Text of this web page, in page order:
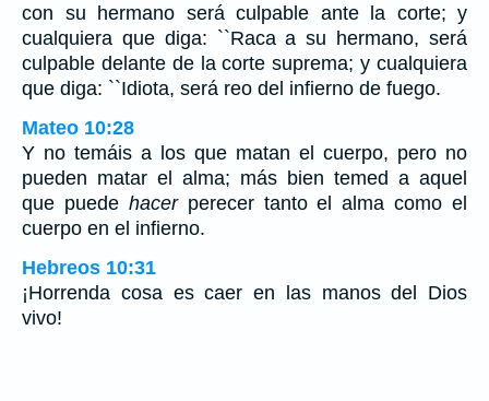
con su hermano será culpable ante la corte; y
cualquiera que diga: ``Raca a su hermano, será
culpable delante de la corte suprema; y cualquiera
que diga: ``Idiota, será reo del infierno de fuego.
Mateo 10:28
Y no temáis a los que matan el cuerpo, pero no
pueden matar el alma; más bien temed a aquel
que puede hacerperecer tanto el alma como el
cuerpo en el infierno.
Hebreos 10:31
¡Horrenda cosa es caer en las manos del Dios
vivo!